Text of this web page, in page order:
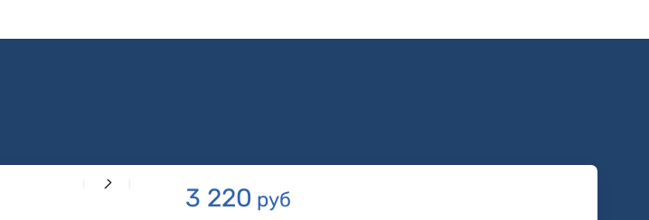
3 220 руб